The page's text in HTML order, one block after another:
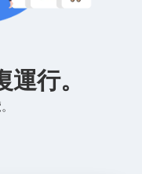
行。